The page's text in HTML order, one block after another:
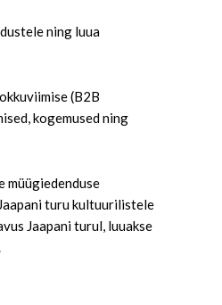
ning luua
(B2B
kogemused ning
müügiedenduse
turu kultuurilistele
Jaapani turul, luuakse